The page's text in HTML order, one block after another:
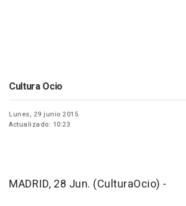
Cultura Ocio
Lunes, 29 junio 2015
Actualizado: 10:23
MADRID, 28 Jun. (CulturaOcio) -